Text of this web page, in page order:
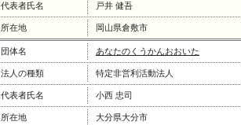
代表者氏名 戸井 健吾
所在地 岡山県倉敷市
団体名 あなたのくうかんおおいた
法人の種類 特定非営利活動法人
代表者氏名 小西 忠司
所在地 大分県大分市